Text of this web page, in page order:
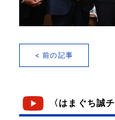
< 前の記事
〈はまぐち誠